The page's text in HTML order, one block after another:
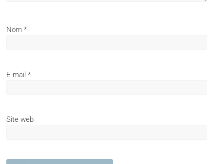
Nom*
E-mail*
Site web